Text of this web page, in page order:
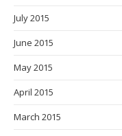
July 2015
June 2015
May 2015
April 2015
March 2015